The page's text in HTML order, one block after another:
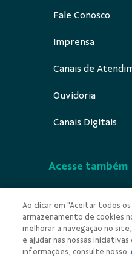
Fale Conosco
Imprensa
Canais de
Ouvidoria
Canais Digitais
Acesse também
Indicios Ilicitude
Privacidade
Ao clicar em "Aceitar todos
armazenamento de cookies
melhorar a navegação no
e ajudar nas nossas
informações, consulte nosso